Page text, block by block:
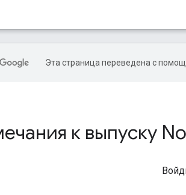
Эта страница переведена с
к выпуску